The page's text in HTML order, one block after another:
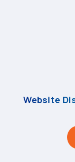
Website